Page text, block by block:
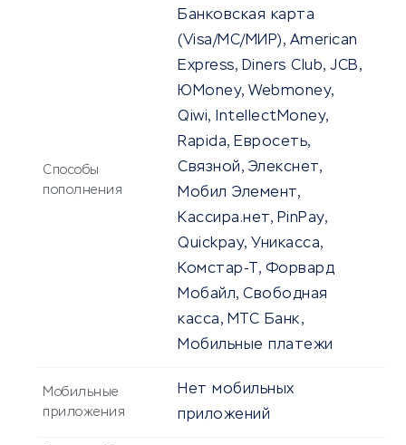
Способы
пополнения
Банковская карта
(Visa/MC/МИР), American
Express, Diners Club, JCB,
ЮMoney, Webmoney,
Qiwi, IntellectMoney,
Rapida, Евросеть,
Связной, Элекснет,
Мобил Элемент,
Кассира.нет, PinPay,
Quickpay, Уникасса,
Комстар-Т, Форвард
Мобайл, Свободная
касса, МТС Банк,
Мобильные платежи
Мобильные
приложения
Нет мобильных
приложений